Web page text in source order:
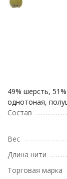
49% шерсть,
однотоная,
Состав
Вес
Длина нити
Торговая марка